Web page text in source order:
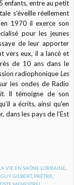
enfants, entre au petit
s'éveille réellement
1970 il exerce son
pour les jeunes
de leur apporter
vers eux, il a lancé et
de 10 ans dans le
radiophonique Les
les ondes de Radio
. Il témoigne de son
a écrits, ainsi qu'en
dans les pays de l’Est
VIE EN SAÔNE LORRAINE,
GUY GILBERT, PRÊTRE,